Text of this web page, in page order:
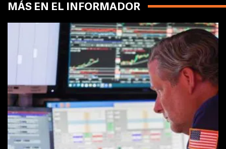
MÁS EN EL INFORMADOR